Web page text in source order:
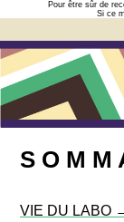
Pour être sûr de
Si ce
S O M M
VIE DU LABO